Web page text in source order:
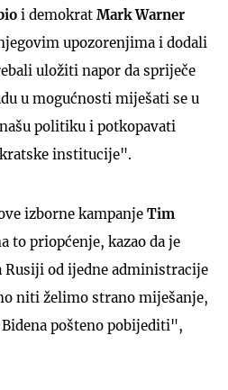
i demokrat Mark Warner
upozorenjima i dodali
uložiti napor da spriječe
u mogućnosti miješati se u
politiku i potkopavati
institucije".
izborne kampanje Tim
to priopćenje, kazao da je
od ijedne administracije
niti želimo strano miješanje,
pošteno pobijediti",